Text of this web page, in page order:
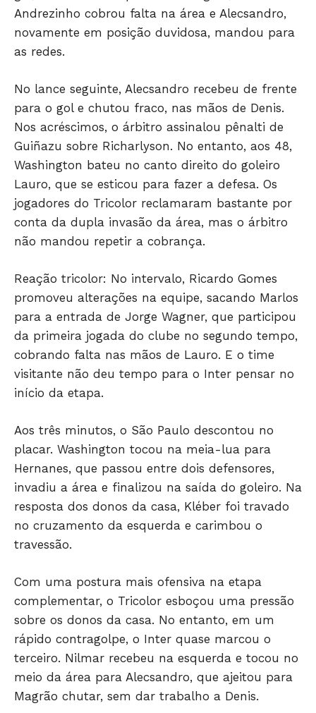
HOME
ESPORTES
ECONOMIA
OPINIÃO
GERAL
EDUCAÇÃO
SAÚDE
AGRONOTÍCIAS
ÚLTIMAS NOTÍCIAS
Andrezinho cobrou falta na área e Alecsandro,
novamente em posição duvidosa, mandou para
as redes.
No lance seguinte, Alecsandro recebeu de frente
para o gol e chutou fraco, nas mãos de Denis.
Nos acréscimos, o árbitro assinalou pênalti de
Guiñazu sobre Richarlyson. No entanto, aos 48,
Washington bateu no canto direito do goleiro
Lauro, que se esticou para fazer a defesa. Os
jogadores do Tricolor reclamaram bastante por
conta da dupla invasão da área, mas o árbitro
não mandou repetir a cobrança.
Reação tricolor: No intervalo, Ricardo Gomes
promoveu alterações na equipe, sacando Marlos
para a entrada de Jorge Wagner, que participou
da primeira jogada do clube no segundo tempo,
cobrando falta nas mãos de Lauro. E o time
visitante não deu tempo para o Inter pensar no
início da etapa.
Aos três minutos, o São Paulo descontou no
placar. Washington tocou na meia-lua para
Hernanes, que passou entre dois defensores,
invadiu a área e finalizou na saída do goleiro. Na
resposta dos donos da casa, Kléber foi travado
no cruzamento da esquerda e carimbou o
travessão.
Com uma postura mais ofensiva na etapa
complementar, o Tricolor esboçou uma pressão
sobre os donos da casa. No entanto, em um
rápido contragolpe, o Inter quase marcou o
terceiro. Nilmar recebeu na esquerda e tocou no
meio da área para Alecsandro, que ajeitou para
Magrão chutar, sem dar trabalho a Denis.